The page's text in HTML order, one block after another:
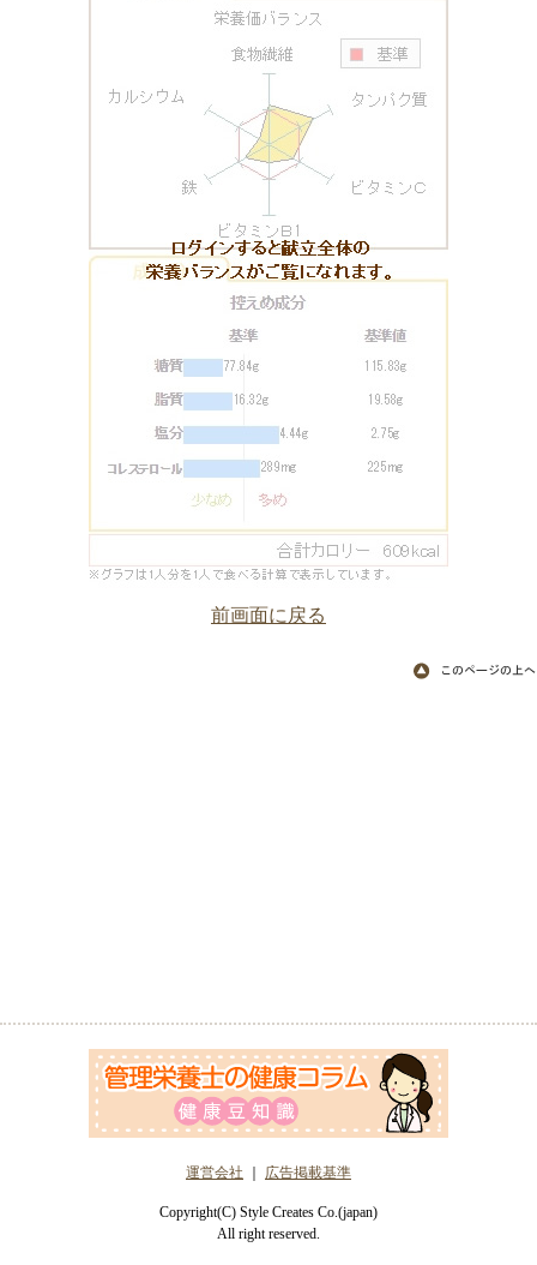
前画面に戻る
運営会社 広告掲載基準
Copyright(C) Style Creates Co.(japan)
All right reserved.